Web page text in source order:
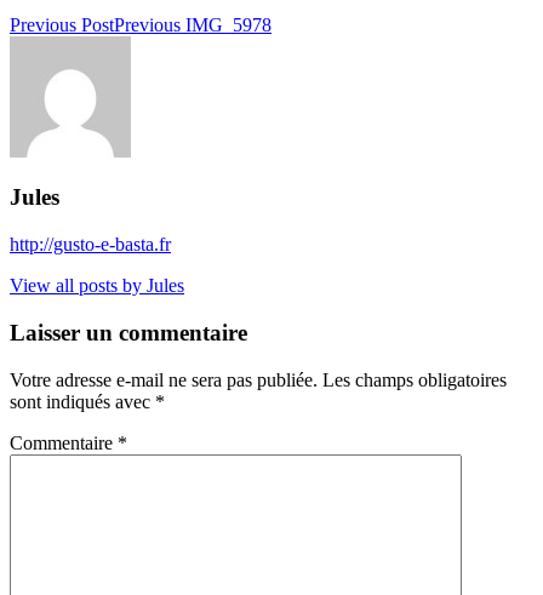
Previous PostPrevious IMG_5978
Jules
http://gusto-e-basta.fr
View all posts by Jules
Laisser un commentaire
Votre adresse e-mail ne sera pas publiée. Les champs obligatoires
sont indiqués avec *
Commentaire *